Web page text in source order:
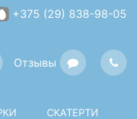
+375 (29) 838-98-05
Отзывы
СКАТЕРТИ